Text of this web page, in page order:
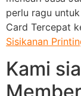
perlu ragu
Card Tercepat
Sisikanan
Kami